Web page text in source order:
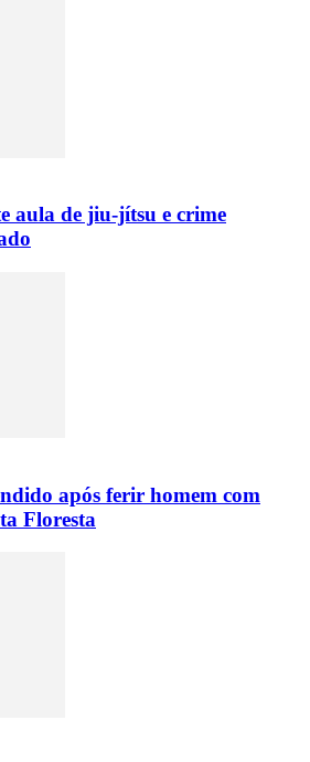
aula de jiu-jítsu e crime
após ferir homem com
Floresta